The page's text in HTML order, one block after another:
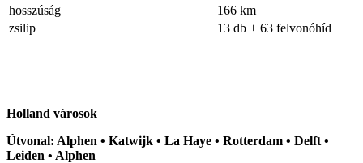
hosszúság
166 km
zsilip
13 db + 63 felvonóhíd
Holland városok
Útvonal: Alphen • Katwijk • La Haye • Rotterdam • Delft •
Leiden • Alphen